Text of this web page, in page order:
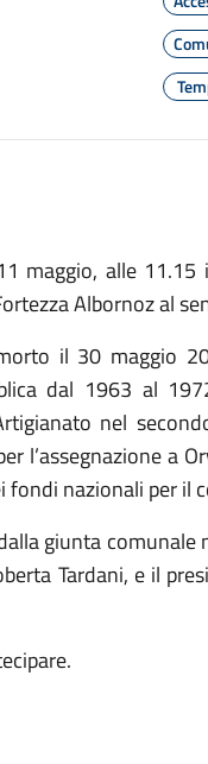
maggio, alle
Albornoz al
il 30 maggio
dal 1963 al
nel
l’assegnazione a
nazionali per il
giunta comunale
Tardani, e il